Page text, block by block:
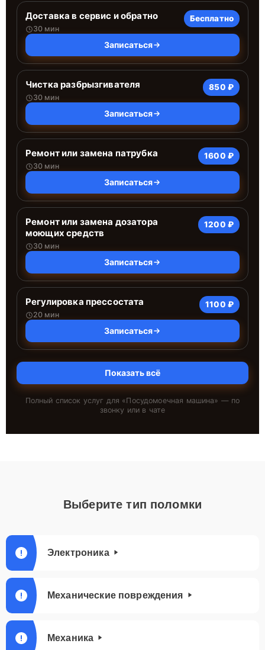
Доставка в сервис и обратно
30 мин
Бесплатно
Записаться
Чистка разбрызгивателя
30 мин
850 ₽
Записаться
Ремонт или замена патрубка
30 мин
1600 ₽
Записаться
Ремонт или замена дозатора
моющих средств
30 мин
1200 ₽
Записаться
Регулировка прессостата
20 мин
1100 ₽
Записаться
Показать всё
Полный список услуг для «Посудомоечная машина» — по
звонку или в чате
Выберите тип поломки
Электроника
Механические повреждения
Механика